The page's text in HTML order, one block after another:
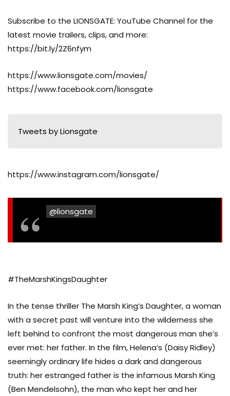
Robert Simonds
Jordan Samuel
Jordan Samuel
COSTUME & MAKE-UP
Subscribe to the LIONSGATE: YouTube Channel for the
latest movie trailers, clips, and more:
https://bit.ly/2Z6nfym
https://www.lionsgate.com/movies/
https://www.facebook.com/lionsgate
Tweets by Lionsgate
https://www.instagram.com/lionsgate/
@lionsgate
#TheMarshKingsDaughter
In the tense thriller The Marsh King’s Daughter, a woman
with a secret past will venture into the wilderness she
left behind to confront the most dangerous man she’s
ever met: her father. In the film, Helena’s (Daisy Ridley)
seemingly ordinary life hides a dark and dangerous
truth: her estranged father is the infamous Marsh King
(Ben Mendelsohn), the man who kept her and her